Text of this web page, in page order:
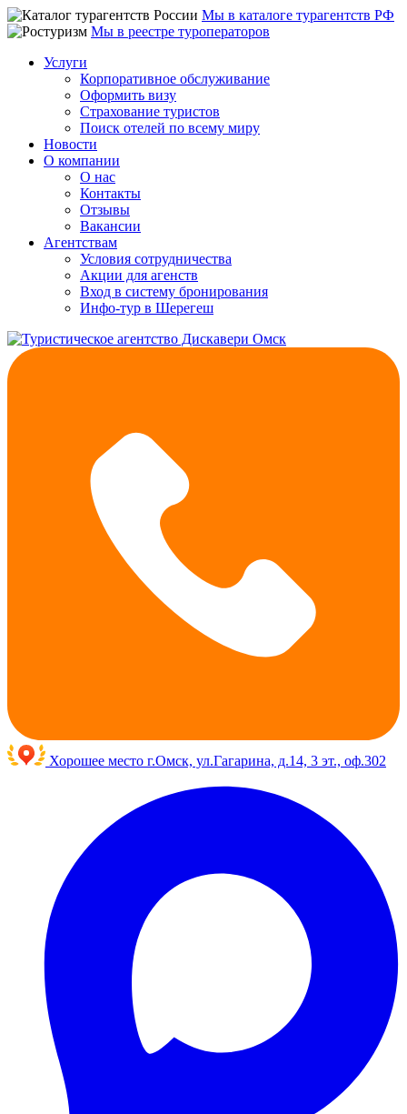
Мы в каталоге турагентств РФ
Мы в реестре туроператоров
Услуги
Корпоративное обслуживание
Оформить визу
Страхование туристов
Поиск отелей по всему миру
Новости
О компании
О нас
Контакты
Отзывы
Вакансии
Агентствам
Условия сотрудничества
Акции для агенств
Вход в систему бронирования
Инфо-тур в Шерегеш
Хорошее место г.Омск, ул.Гагарина, д.14, 3 эт., оф.302